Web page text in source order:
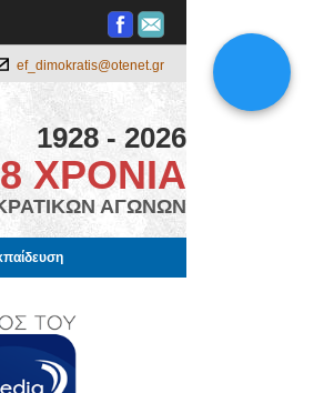
ef_dimokratis@otenet.gr
1928 - 2026
ΧΡΟΝΙΑ
ΑΓΩΝΩΝ